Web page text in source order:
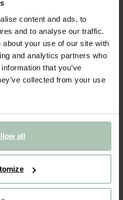
content and ads, to
and to analyse our traffic.
your use of our site with
and analytics partners who
that you’ve
collected from your use
all
Sissy-Boy. De broek
Daarnaast heeft
colourblock in het
100% katoen.